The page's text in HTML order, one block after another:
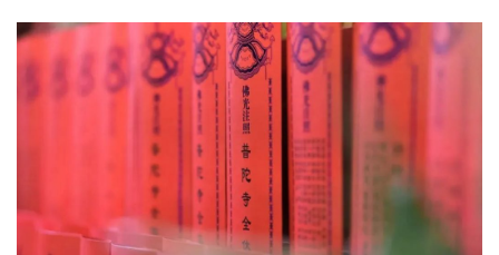
益
慈
善
物
注册